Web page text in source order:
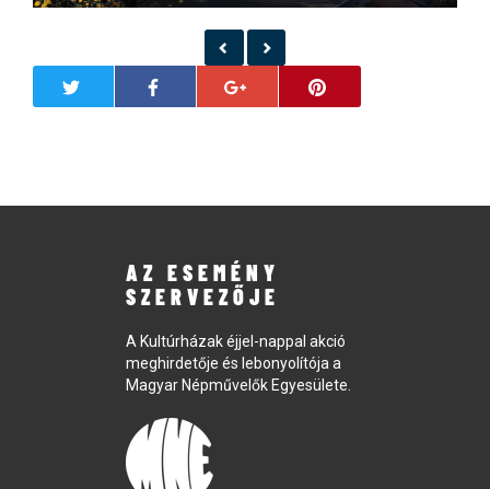
AZ ESEMÉNY
SZERVEZŐJE
A Kultúrházak éjjel-nappal akció
meghirdetője és lebonyolítója a
Magyar Népművelők Egyesülete.